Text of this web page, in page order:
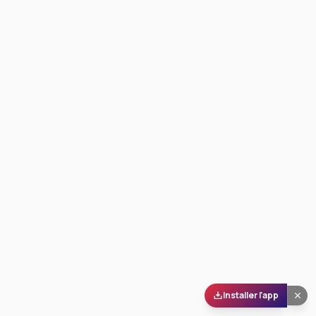
Installer l'app